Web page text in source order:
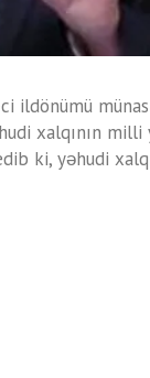
ildönümü
xalqının milli
ki, yəhudi